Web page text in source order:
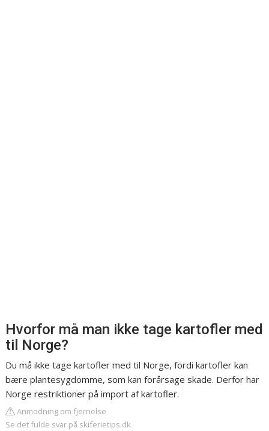
Hvorfor må man ikke tage kartofler med
til Norge?
Du må ikke tage kartofler med til Norge, fordi kartofler kan
bære plantesygdomme, som kan forårsage skade. Derfor har
Norge restriktioner på import af kartofler.
Anmodning om fjernelse
Se det fulde svar på skiferietips.dk